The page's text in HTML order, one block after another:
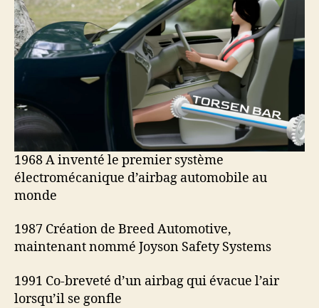
1968 A inventé le premier système
électromécanique d’airbag automobile au
monde
1987 Création de Breed Automotive,
maintenant nommé Joyson Safety Systems
1991 Co-breveté d’un airbag qui évacue l’air
lorsqu’il se gonfle